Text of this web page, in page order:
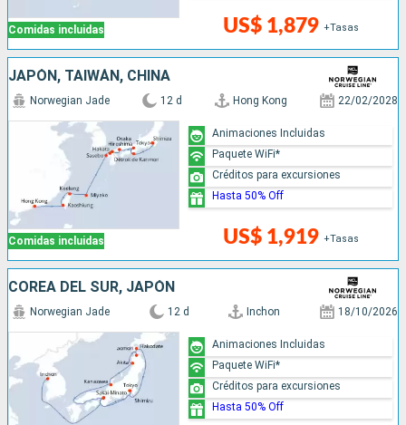
Comidas incluidas US$ 1,879 +Tasas
JAPÓN, TAIWÁN, CHINA
Comidas incluidas
Norwegian Jade 12 d Hong Kong 22/02/2028
US$ 1,919 +Tasas
Animaciones Incluidas
Paquete WiFi*
Créditos para excursiones
Hasta 50% Off
COREA DEL SUR, JAPÓN
Norwegian Jade 12 d Inchon 18/10/2026
Animaciones Incluidas
Paquete WiFi*
Créditos para excursiones
Hasta 50% Off